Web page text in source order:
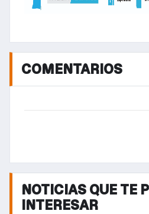
COMENTARIOS
NOTICIAS QUE TE
INTERESAR